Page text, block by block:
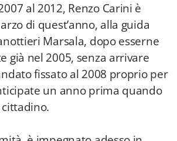
al 2012, Renzo Carini è
di quest’anno, alla guida
Marsala, dopo esserne
già nel 2005, senza arrivare
fissato al 2008 proprio per
un anno prima quando